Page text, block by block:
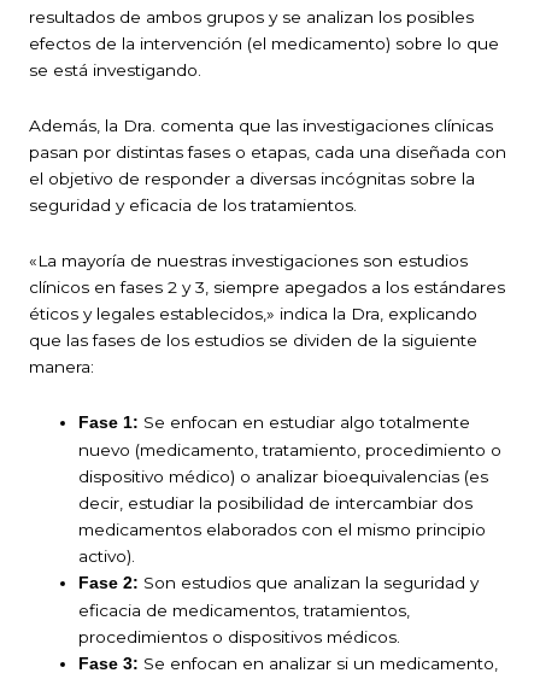
resultados de ambos grupos y se analizan los posibles
efectos de la intervención (el medicamento) sobre lo que
se está investigando.
Además, la Dra. comenta que las investigaciones clínicas
pasan por distintas fases o etapas, cada una diseñada con
el objetivo de responder a diversas incógnitas sobre la
seguridad y eficacia de los tratamientos.
«La mayoría de nuestras investigaciones son estudios
clínicos en fases 2 y 3, siempre apegados a los estándares
éticos y legales establecidos,» indica la Dra, explicando
que las fases de los estudios se dividen de la siguiente
manera:
Fase 1: Se enfocan en estudiar algo totalmente
nuevo (medicamento, tratamiento, procedimiento o
dispositivo médico) o analizar bioequivalencias (es
decir, estudiar la posibilidad de intercambiar dos
medicamentos elaborados con el mismo principio
activo).
Fase 2: Son estudios que analizan la seguridad y
eficacia de medicamentos, tratamientos,
procedimientos o dispositivos médicos.
Fase 3: Se enfocan en analizar si un medicamento,